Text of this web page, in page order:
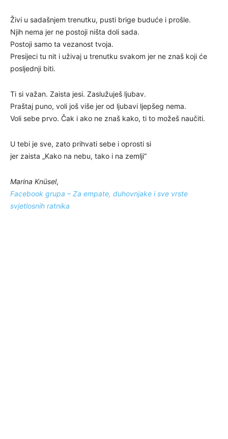
Živi u sadašnjem trenutku, pusti brige buduće i prošle.
Njih nema jer ne postoji ništa doli sada.
Postoji samo ta vezanost tvoja.
Presijeci tu nit i uživaj u trenutku svakom jer ne znaš koji će
posljednji biti.
Ti si važan. Zaista jesi. Zaslužuješ ljubav.
Praštaj puno, voli još više jer od ljubavi ljepšeg nema.
Voli sebe prvo. Čak i ako ne znaš kako, ti to možeš naučiti.
U tebi je sve, zato prihvati sebe i oprosti si
jer zaista „Kako na nebu, tako i na zemlji“
Marina Knüsel,
Facebook grupa – Za empate, duhovnjake i sve vrste
svjetlosnih ratnika